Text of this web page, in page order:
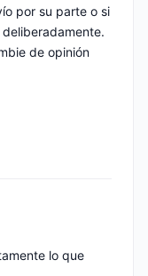
por su parte o si
de opinión
lo que